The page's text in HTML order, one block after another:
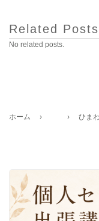
Related
No related posts.
ホーム › › ひま